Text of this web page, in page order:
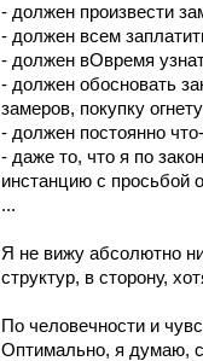
- должен произвести
- должен всем
- должен вОвремя
- должен обосновать
замеров, покупку
- должен постоянно
- даже то, что я по
инстанцию с просьбой
...
Я не вижу абсолютно
структур, в сторону,
По человечности и
Оптимально, я думаю,